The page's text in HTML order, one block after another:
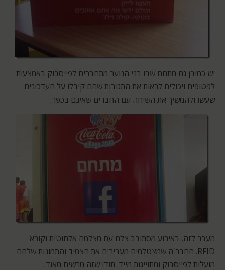
יש כמובן גם מתחם שבו בני הנוער מתחברים לפייסבוק באמצעות
לפטופים ויכולים לראות את התגובות שהם קיבלו על העדכונים
שעשו ולהמשיך את השיחה עם החברים שאינם בכפר.
מעבר לזה, באירוע מסתובב צלם עם מצלמה אלחוטית וקורא
RFID. החבר'ה שמצטלמים מעבירים את הצמיד והתמונות שלהם
מועלות לפייסבוק ומתוייגות מייד. תודו שזה מרשים מאוד.